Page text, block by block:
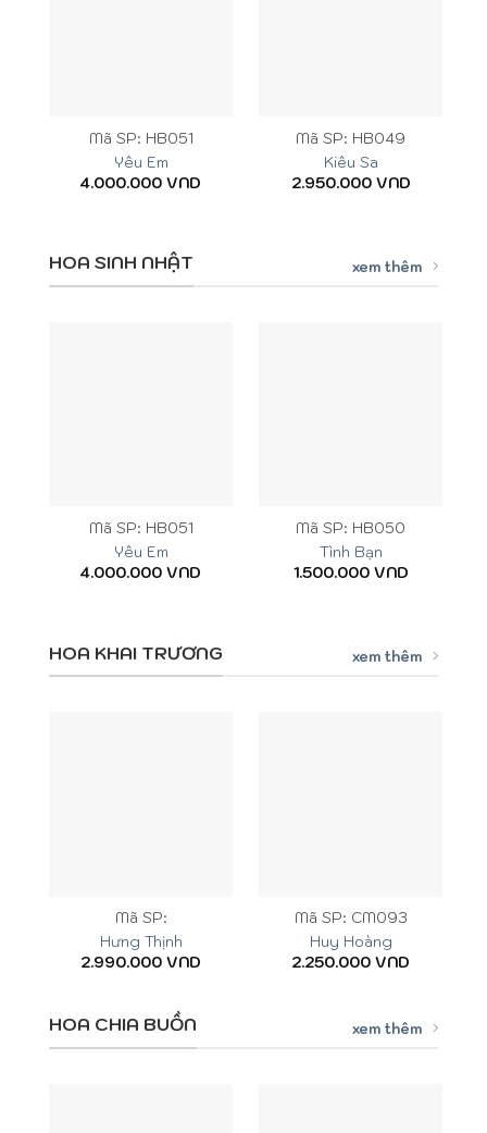
Mã SP: HB051
Yêu Em
4.000.000 VND
Mã SP: HB049
Kiêu Sa
2.950.000VND
HOA SINH NHẬT xem thêm
Mã SP: HB051
Yêu Em
4.000.000 VND
Mã SP: HB050
Tình Bạn
1.500.000VND
HOA KHAI TRƯƠNG xem thêm
Mã SP:
Hưng Thịnh
2.990.000 VND
Mã SP: CM093
Huy Hoàng
2.250.000 VND
HOA CHIA BUỒN xem thêm